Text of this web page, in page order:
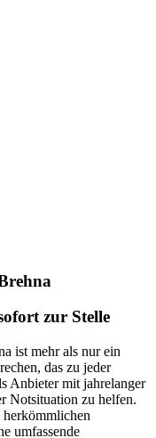
zur Stelle
ist mehr als nur ein
das zu jeder
Anbieter mit jahrelanger
Notsituation zu helfen.
umfassende